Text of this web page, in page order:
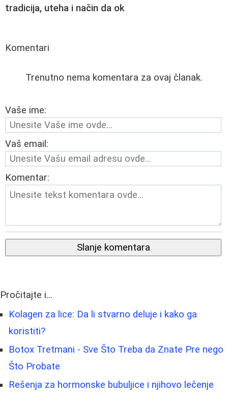
tradicija, uteha i način da ok
Komentari
Trenutno nema komentara za ovaj članak.
Vaše ime:
Vaš email:
Komentar:
Slanje komentara
Pročitajte i...
Kolagen za lice: Da li stvarno deluje i kako ga
koristiti?
Botox Tretmani - Sve Što Treba da Znate Pre nego
Što Probate
Rešenja za hormonske bubuljice i njihovo lečenje